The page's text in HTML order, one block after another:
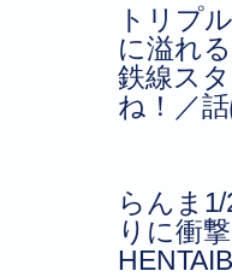
トリプ
に溢れ
鉄線ス
ね！／
らんま
りに衝